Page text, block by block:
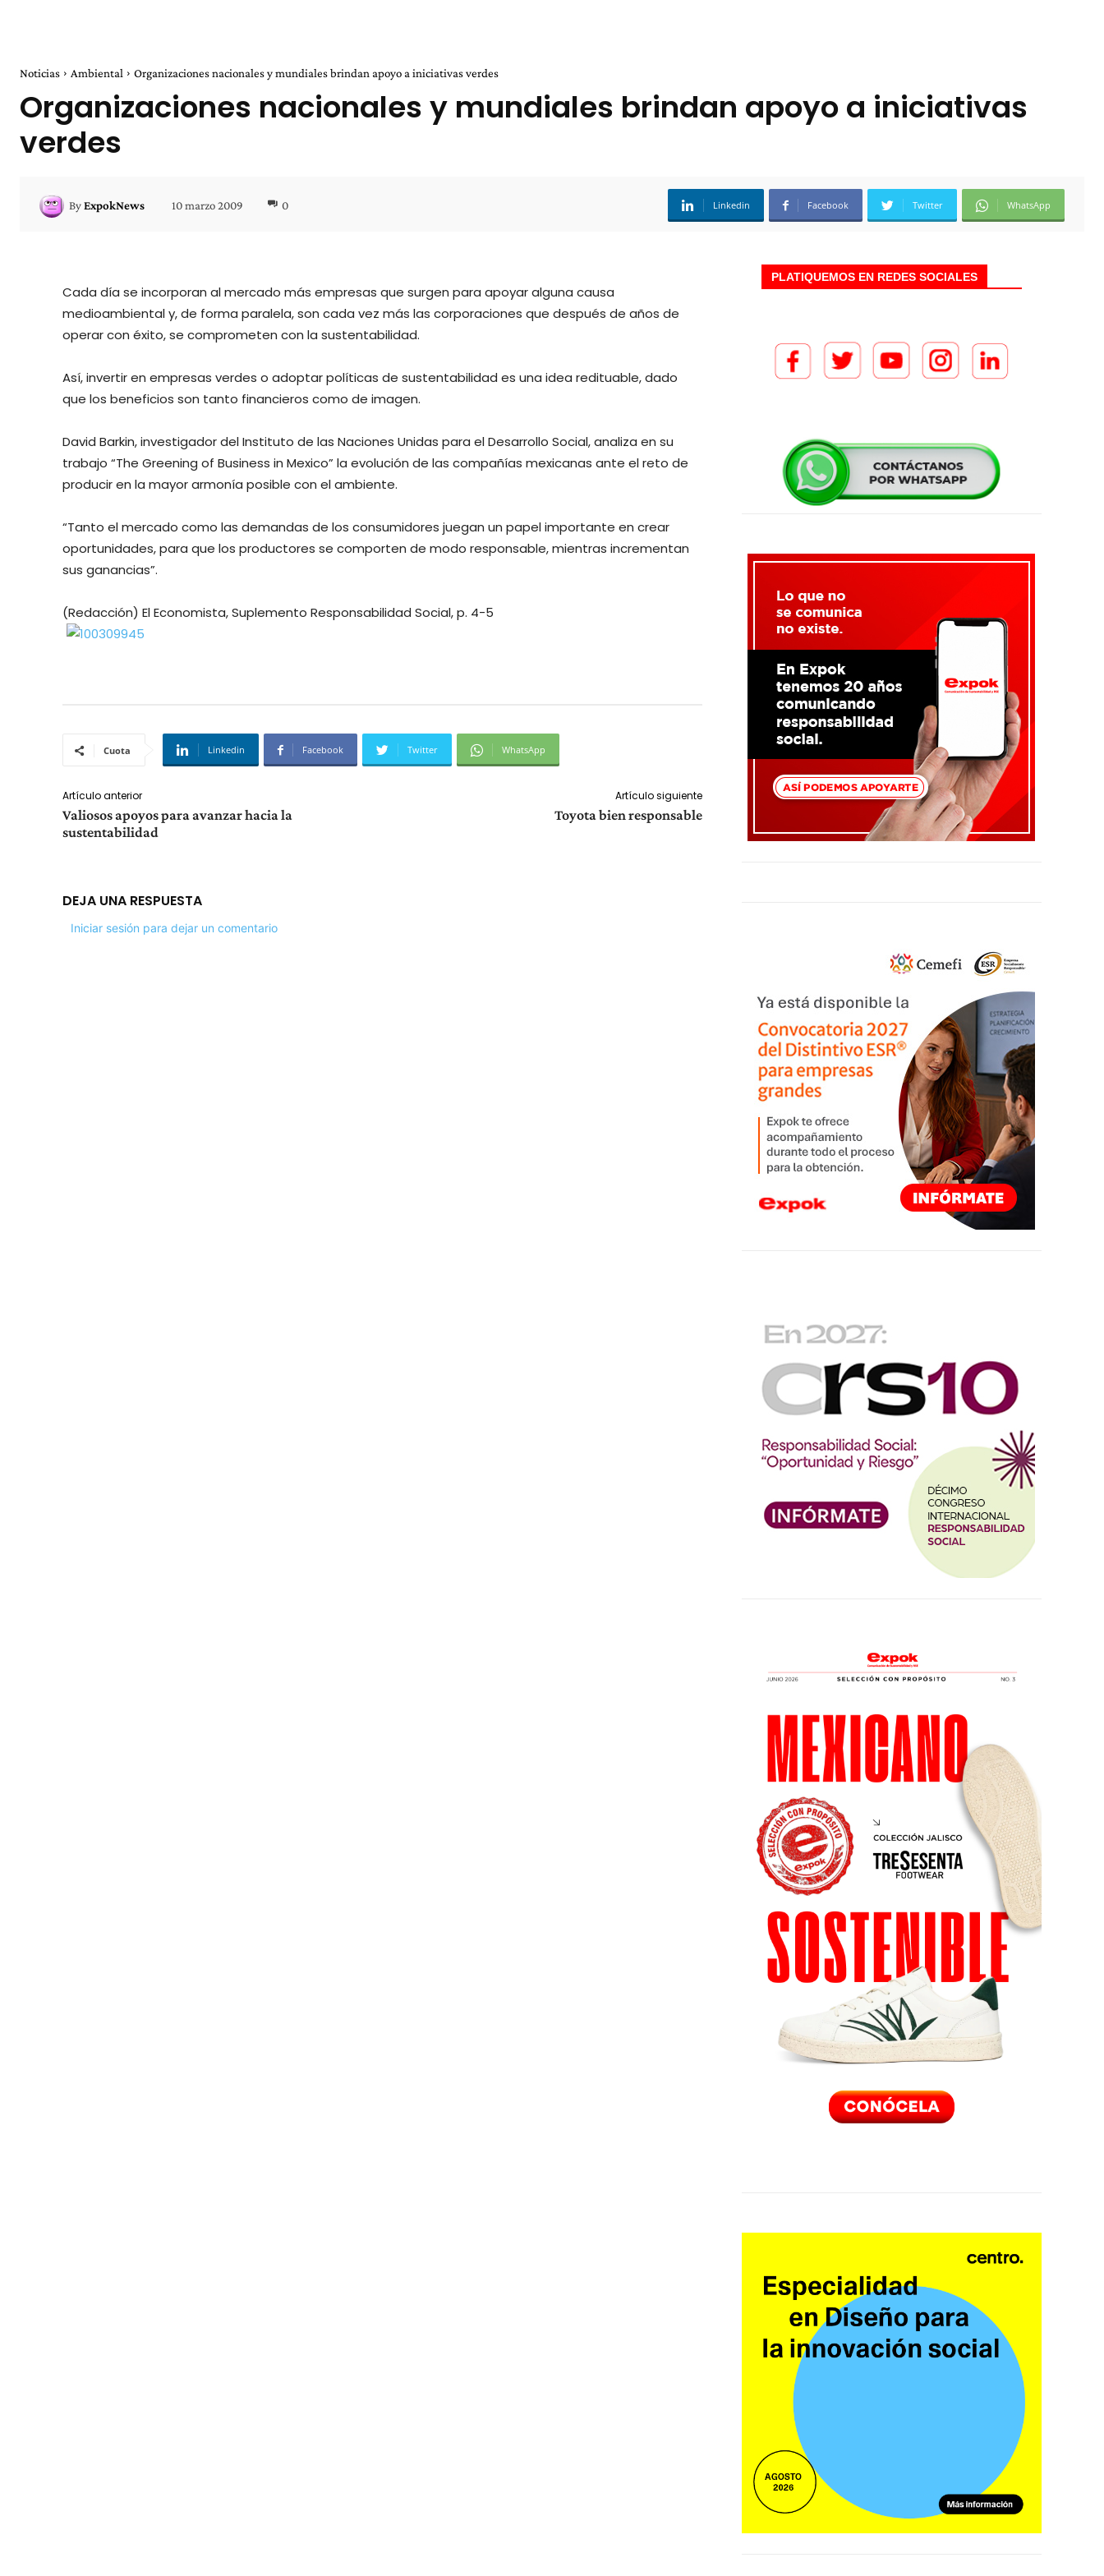
Noticias Ambiental Organizaciones nacionales y mundiales brindan apoyo a iniciativas verdes
Organizaciones nacionales y mundiales brindan apoyo a iniciativas
verdes
ByExpokNews 10 marzo 2009 0 Linkedin Facebook Twitter WhatsApp
Cada día se incorporan al mercado más empresas que surgen para apoyar alguna causa
medioambiental y, de forma paralela, son cada vez más las corporaciones que después de años de
operar con éxito, se comprometen con la sustentabilidad.
Así, invertir en empresas verdes o adoptar políticas de sustentabilidad es una idea redituable, dado
que los beneficios son tanto financieros como de imagen.
David Barkin, investigador del Instituto de las Naciones Unidas para el Desarrollo Social, analiza en su
trabajo “The Greening of Business in Mexico” la evolución de las compañías mexicanas ante el reto de
producir en la mayor armonía posible con el ambiente.
“Tanto el mercado como las demandas de los consumidores juegan un papel importante en crear
oportunidades, para que los productores se comporten de modo responsable, mientras incrementan
sus ganancias”.
(Redacción) El Economista, Suplemento Responsabilidad Social, p. 4-5
Cuota Linkedin Facebook Twitter WhatsApp
Artículo anterior
Valiosos apoyos para avanzar hacia la
sustentabilidad
Artículo siguiente
Toyota bien responsable
DEJA UNA RESPUESTA
Iniciar sesión para dejar un comentario
PLATIQUEMOS EN REDES SOCIALES